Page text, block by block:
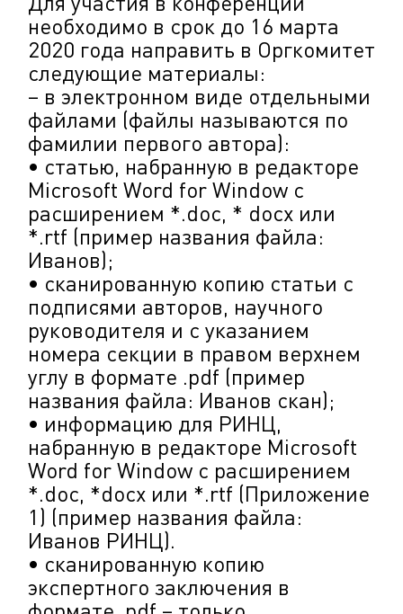
необходимо в срок до 16 марта
2020 года направить в Оргкомитет
следующие материалы:
– в электронном виде отдельными
файлами (файлы называются по
фамилии первого автора):
• статью, набранную в редакторе
Microsoft Word for Window с
расширением *.doc, * docx или
*.rtf (пример названия файла:
Иванов);
• сканированную копию статьи с
подписями авторов, научного
руководителя и с указанием
номера секции в правом верхнем
углу в формате .pdf (пример
названия файла: Иванов скан);
• информацию для РИНЦ,
набранную в редакторе Microsoft
Word for Window с расширением
*.doc, *docx или *.rtf (Приложение
1) (пример названия файла:
Иванов РИНЦ).
• сканированную копию
экспертного заключения в